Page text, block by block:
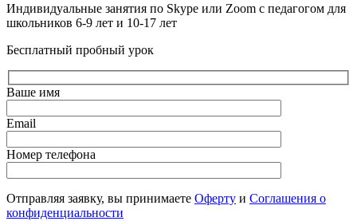
Индивидуальные занятия по Skype или Zoom с педагогом для
школьников 6-9 лет и 10-17 лет
Бесплатный пробный урок
Ваше имя
Email
Номер телефона
Отправляя заявку, вы принимаете Оферту и Соглашения о
конфиденциальности